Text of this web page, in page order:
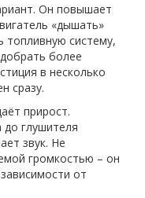
Он повышает
«дышать»
топливную систему,
более
в несколько
сразу.
прирост.
глушителя
звук. Не
громкостью – он
от